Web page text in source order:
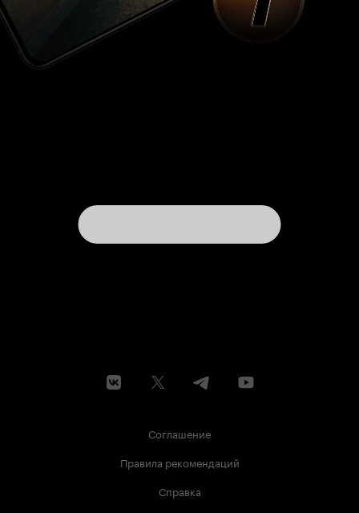
«Главное не нажраться», да, я, черт возьми,
соглашусь с этим лозунгом, после увиденного
главное не нажраться, ну или не утопиться.
Соглашение
Правила рекомендаций
Справка